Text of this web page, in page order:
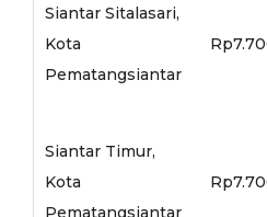
Siantar Sitalasari,
Kota
Pematangsiantar
Siantar Timur,
Kota
Pematangsiantar